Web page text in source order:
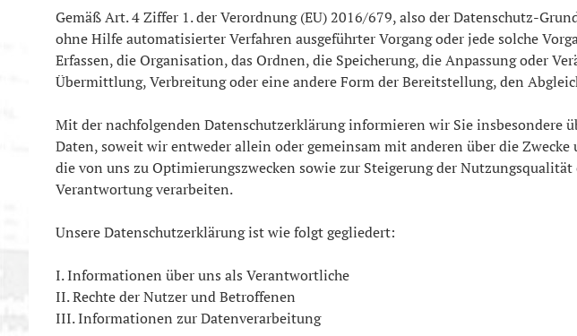
Gemäß Art. 4 Ziffer 1. der Verordnung (EU) 2016/679, also der Datenschutz-
ohne Hilfe automatisierter Verfahren ausgeführter Vorgang oder jede solche
Erfassen, die Organisation, das Ordnen, die Speicherung, die Anpassung oder
Übermittlung, Verbreitung oder eine andere Form der Bereitstellung, den
Mit der nachfolgenden Datenschutzerklärung informieren wir Sie insbesondere
Daten, soweit wir entweder allein oder gemeinsam mit anderen über die
die von uns zu Optimierungszwecken sowie zur Steigerung der
Verantwortung verarbeiten.
Unsere Datenschutzerklärung ist wie folgt gegliedert:
I. Informationen über uns als Verantwortliche
II. Rechte der Nutzer und Betroffenen
III. Informationen zur Datenverarbeitung